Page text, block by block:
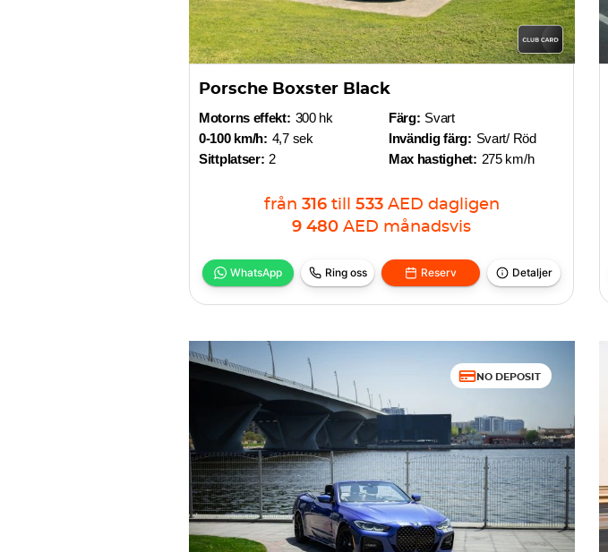
Porsche Boxster Black
Motorns effekt: 300 hk
0-100 km/h: 4,7 sek
Sittplatser: 2
Färg: Svart
Invändig färg: Svart/ Röd
Max hastighet: 275 km/h
från 316 till 533 AED dagligen
9 480 AED månadsvis
WhatsApp Ring oss Reserv Detaljer
NO DEPOSIT